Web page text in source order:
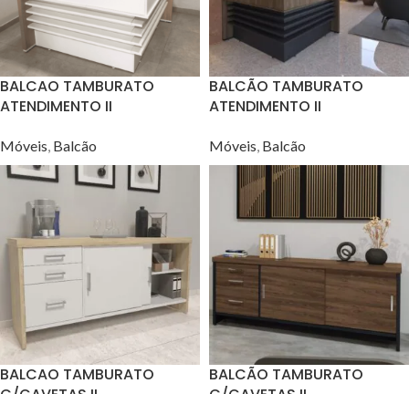
BALCAO TAMBURATO
ATENDIMENTO II
Móveis Balcão
BALCÃO TAMBURATO
ATENDIMENTO II
Móveis Balcão
BALCAO TAMBURATO
BALCÃO TAMBURATO